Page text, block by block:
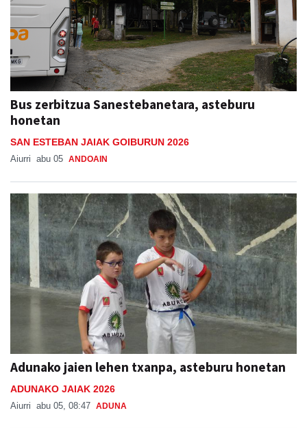
Bus zerbitzua Sanestebanetara, asteburu
honetan
SAN ESTEBAN JAIAK GOIBURUN 2026
Aiurri abu 05 ANDOAIN
Adunako jaien lehen txanpa, asteburu honetan
ADUNAKO JAIAK 2026
Aiurri abu 05, 08:47 ADUNA